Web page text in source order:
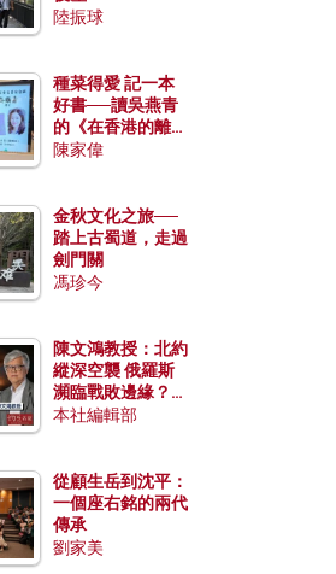
陸振球
種菜得愛 記一本
好書──讀吳燕青
的《在香港的離島
種菜》
陳家偉
金秋文化之旅──
踏上古蜀道，走過
劍門關
馮珍今
陳文鴻教授：北約
縱深空襲 俄羅斯
瀕臨戰敗邊緣？中
國零部件能左右戰
本社編輯部
從顧生岳到沈平：
一個座右銘的兩代
傳承
劉家美